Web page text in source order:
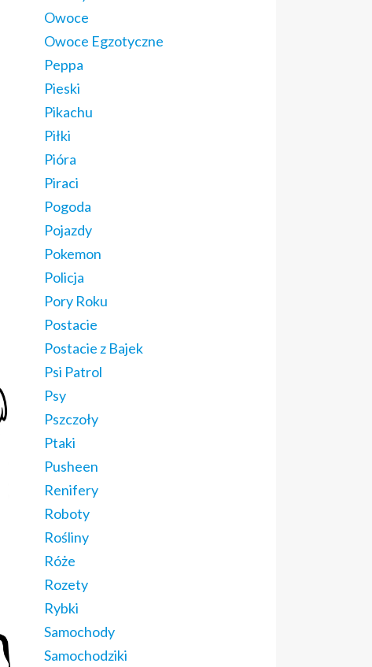
Owoce
Owoce Egzotyczne
Peppa
Pieski
Pikachu
Piłki
Pióra
Piraci
Pogoda
Pojazdy
Pokemon
Policja
Pory Roku
Postacie
Postacie z Bajek
Psi Patrol
Psy
Pszczoły
Ptaki
Pusheen
Renifery
Roboty
Rośliny
Róże
Rozety
Rybki
Samochody
Samochodziki